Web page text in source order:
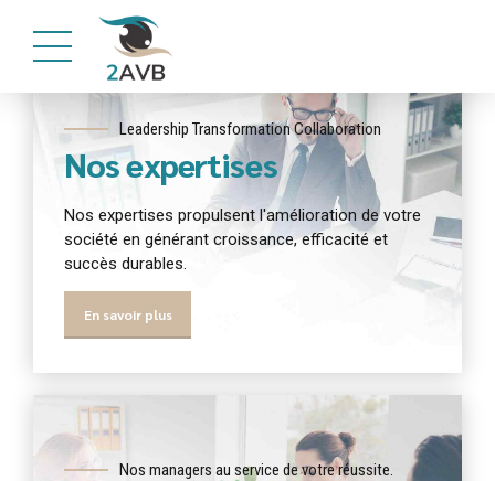
Leadership Transformation Collaboration
Nos expertises
Nos expertises propulsent l'amélioration de votre
société en générant croissance, efficacité et
succès durables.
En savoir plus
Nos managers au service de votre réussite.